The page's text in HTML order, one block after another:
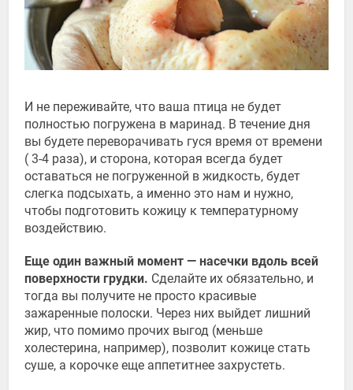
И не переживайте, что ваша птица не будет
полностью погружена в маринад. В течение дня
вы будете переворачивать гуся время от времени
( 3-4 раза), и сторона, которая всегда будет
оставаться не погруженной в жидкость, будет
слегка подсыхать, а именно это нам и нужно,
чтобы подготовить кожицу к температурному
воздействию.
Еще один важный момент — насечки вдоль всей
поверхности грудки. Сделайте их обязательно, и
тогда вы получите не просто красивые
зажаренные полоски. Через них выйдет лишний
жир, что помимо прочих выгод (меньше
холестерина, например), позволит кожице стать
суше, а корочке еще аппетитнее захрустеть.